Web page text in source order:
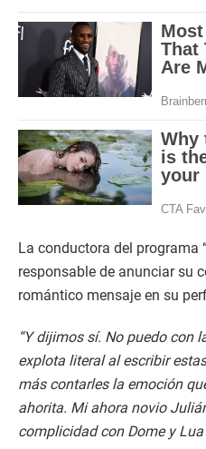
La conductora del programa
responsable de anunciar su
romántico mensaje en su
“Y dijimos sí. No puedo con
explota literal al escribir
más contarles la emoción
ahorita. Mi ahora novio
complicidad con Dome y